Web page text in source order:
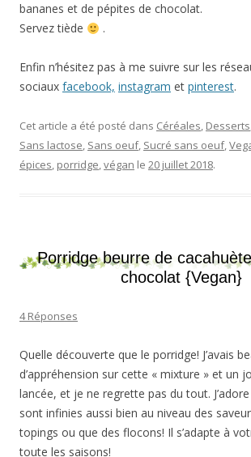
bananes et de pépites de chocolat.
Servez tiède
.
Enfin n’hésitez pas à me suivre sur les
sociaux facebook, instagram et pinterest.
Cet article a été posté dans Céréales, Desserts
Sans lactose, Sans oeuf, Sucré sans oeuf,
épices, porridge,végan le 20 juillet 2018.
Porridge beurre de
chocolat {Vegan}
4 Réponses
Quelle découverte que le porridge! J’avais
d’appréhension sur cette « mixture » et un
lancée, et je ne regrette pas du tout.
sont infinies aussi bien au niveau des
topings ou que des flocons! Il s’adapte à
toute les saisons!